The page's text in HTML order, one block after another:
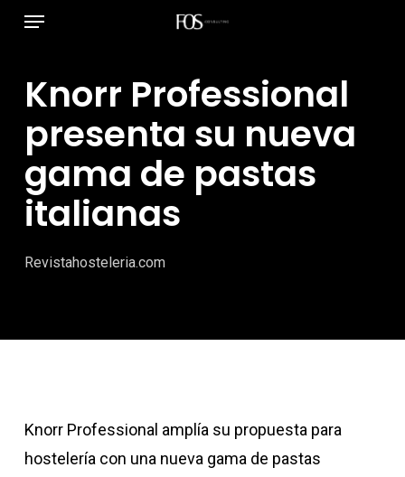
principal
Menú
Knorr Professional
presenta su nueva
gama de pastas
italianas
Revistahosteleria.com
Knorr Professional amplía su propuesta para
hostelería con una nueva gama de pastas